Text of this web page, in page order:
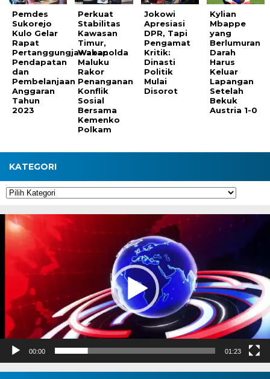
Pemdes
Sukorejo
Kulo Gelar
Rapat
Pertanggungjawaban
Pendapatan
dan
Pembelanjaan
Anggaran
Tahun
2023
Perkuat
Stabilitas
Kawasan
Timur,
Wakapolda
Maluku
Rakor
Penanganan
Konflik
Sosial
Bersama
Kemenko
Polkam
Jokowi
Apresiasi
DPR, Tapi
Pengamat
Kritik:
Dinasti
Politik
Mulai
Disorot
Kylian
Mbappe
yang
Berlumuran
Darah
Harus
Keluar
Lapangan
Setelah
Bekuk
Austria 1-0
KATEGORI
Kategori
Pemutar
Video
00:00 01:23